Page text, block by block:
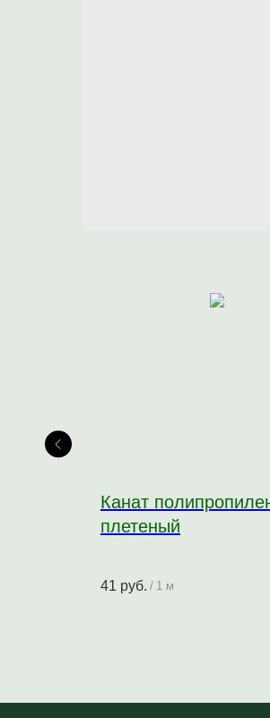
Канат
плетеный
41 руб. / 1 м